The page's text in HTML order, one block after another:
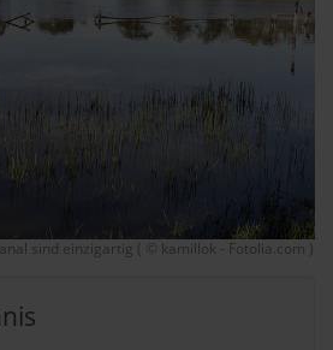
sind einzigartig ( © kamillok - Fotolia.com )